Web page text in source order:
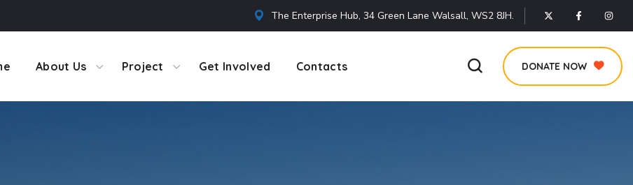
The Enterprise Hub, 34 Green Lane Walsall, WS2 8JH.
About Us Project Get Involved Contacts DONATE NOW